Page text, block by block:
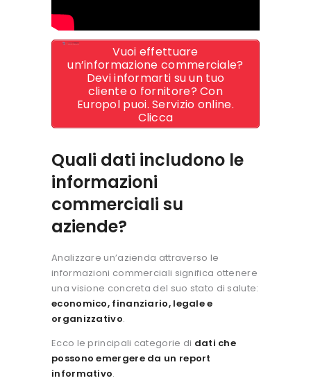
Vuoi effettuare
un’informazione commerciale?
Devi informarti su un tuo
cliente o fornitore? Con
Europol puoi. Servizio online.
Clicca
Quali dati includono le
informazioni
commerciali su
aziende?
Analizzare un’azienda attraverso le
informazioni commerciali significa ottenere
una visione concreta del suo stato di salute:
economico, finanziario, legale e
organizzativo.
Ecco le principali categorie di dati che
possono emergere da un report
informativo.